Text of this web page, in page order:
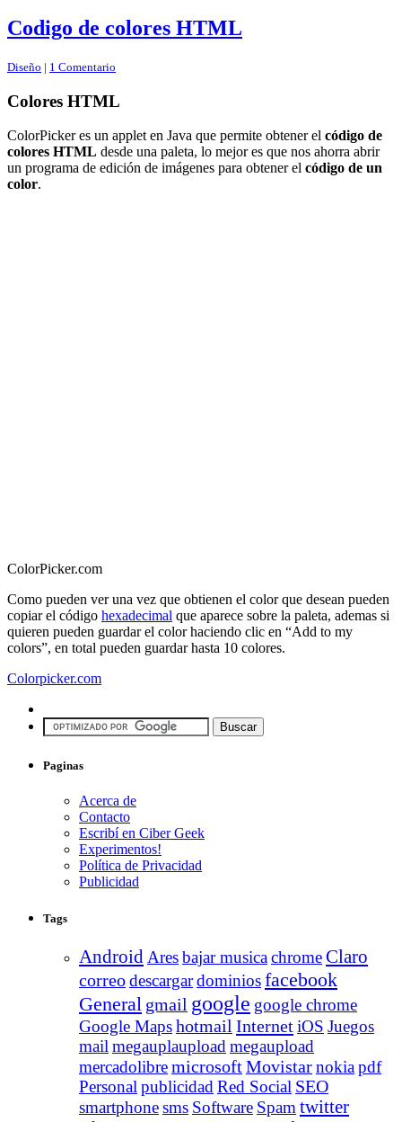
Codigo de colores HTML
Diseño | 1 Comentario
Colores HTML
ColorPicker es un applet en Java que permite obtener el código de
colores HTML desde una paleta, lo mejor es que nos ahorra abrir
un programa de edición de imágenes para obtener el código de un
color.
ColorPicker.com
Como pueden ver una vez que obtienen el color que desean pueden
copiar el código hexadecimal que aparece sobre la paleta, ademas si
quieren pueden guardar el color haciendo clic en “Add to my
colors”, en total pueden guardar hasta 10 colores.
Colorpicker.com
Paginas
Acerca de
Contacto
Escribí en Ciber Geek
Experimentos!
Política de Privacidad
Publicidad
Tags
Android Aresbajar musicachromeClaro
correodescargardominiosfacebook
General gmail google google chrome
Google Mapshotmail InternetiOS Juegos
mail megauplaupload megaupload
mercadolibremicrosoftMovistarnokiapdf
Personal publicidad Red Social SEO
smartphonesms Software Spam twitter